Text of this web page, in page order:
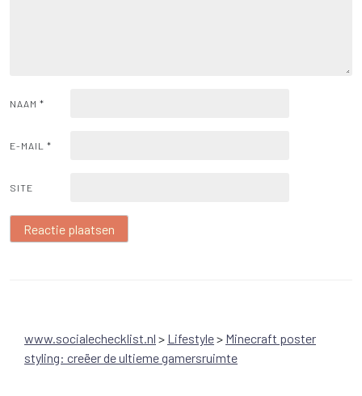
NAAM *
E-MAIL *
SITE
www.socialechecklist.nl > Lifestyle> Minecraft poster
styling: creëer de ultieme gamersruimte